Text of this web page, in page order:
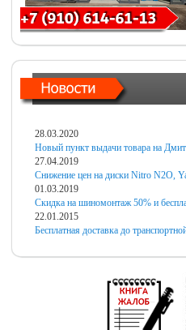
28.03.2020
Новый пункт выдачи товара на
27.04.2019
Снижение цен на диски Nitro N2O,
01.03.2019
Скидка на шиномонтаж 50% и
22.01.2015
Бесплатная доставка до